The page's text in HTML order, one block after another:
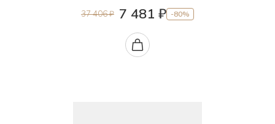
37 406 ₽ 7 481 ₽ -80%